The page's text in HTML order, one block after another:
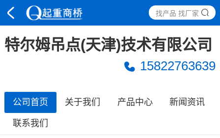
找产品 找厂家
特尔姆吊点(天津)技术有限公司
15822763639
公司首页 关于我们 产品中心 新闻资讯
联系我们